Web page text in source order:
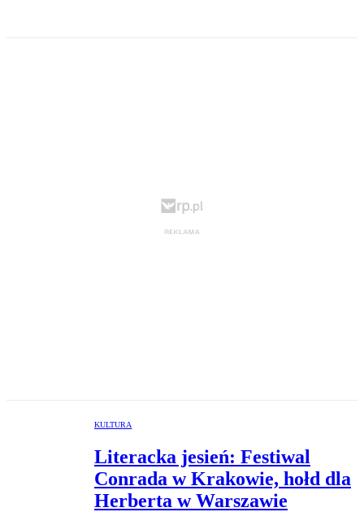
KULTURA
Literacka jesień: Festiwal
Conrada w Krakowie, hołd dla
Herberta w Warszawie